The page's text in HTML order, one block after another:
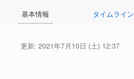
基本情報 タイムライン
更新: 2021年7月10日 (土) 12:37